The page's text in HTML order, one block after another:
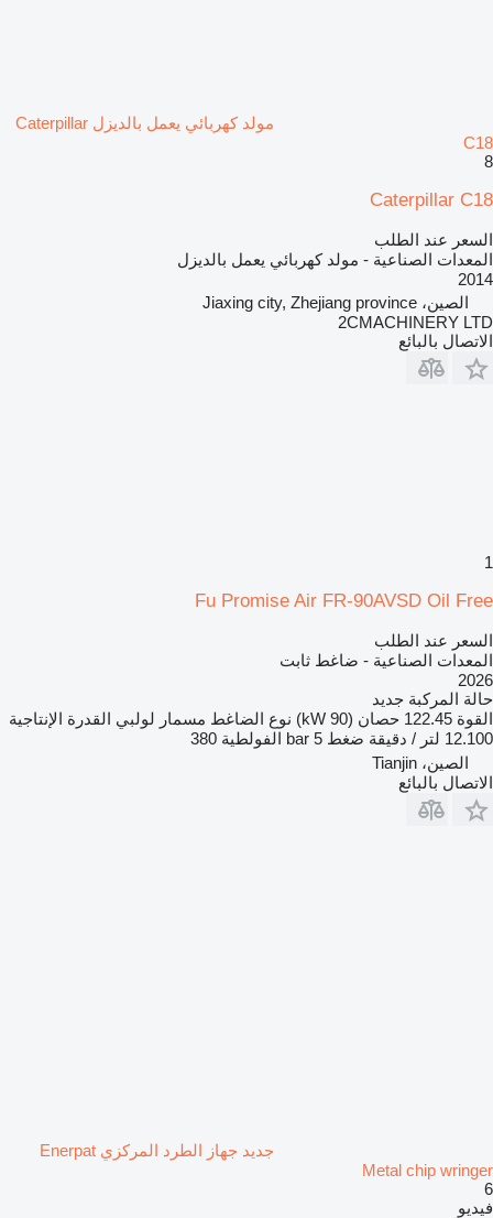
مولد كهربائي يعمل بالديزل Caterpillar
C18
8
Caterpillar C18
السعر عند الطلب
المعدات الصناعية - مولد كهربائي يعمل بالديزل
2014
الصين، Jiaxing city, Zhejiang province
2CMACHINERY LTD
الاتصال بالبائع
1
Fu Promise Air FR-90AVSD Oil Free
السعر عند الطلب
المعدات الصناعية - ضاغط ثابت
2026
حالة المركبة جديد
القوة 122.45 حصان (90 kW) نوع الضاغط مسمار لولبي القدرة الإنتاجية
12.100 لتر / دقيقة
ضغط 5 bar الفولطية 380
الصين، Tianjin
الاتصال بالبائع
جديد جهاز الطرد المركزي Enerpat
Metal chip wringer
6
فيديو